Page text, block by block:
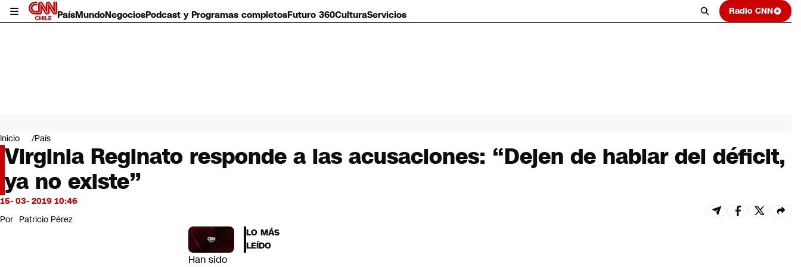
PaísMundoNegociosPodcast y Programas completosFuturo 360CulturaServicios Radio CNN
Mundo
Negocios
Deportes
Programas completos
Cultura
Servicios
Bits
CNN Data
Inicio País
Virginia Reginato responde a las acusaciones: “Dejen de hablar del déficit,
ya no existe”
15- 03- 2019 10:46
Por Patricio Pérez
Han sido
LO MÁS
LEÍDO